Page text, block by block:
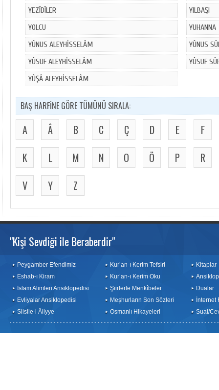
YEZÎDÎLER
YILBAŞI
YOLCU
YUHANNA
YÛNUS ALEYHİSSELÂM
YÛNUS
YÛSUF ALEYHİSSELÂM
YÛSUF
YÛŞÂ ALEYHİSSELÂM
BAŞ HARFİNE GÖRE TÜMÜNÜ SIRALA:
A Â B C Ç D E
F
K
L M N O Ö P
R
V
Y Z
"Kişi Sevdiği ile Beraberdir"
Peygamber Efendimiz
Eshab-ı Kiram
İslam Alimleri Ansiklopedisi
Evliyalar Ansiklopedisi
Silsile-i Âliyye
Kur’an-ı Kerim Tefsiri
Kur’an-ı Kerim Oku
Şiirlerle Menkîbeler
Meşhurların Son Sözleri
Osmanlı Hikayeleri
Kitaplar
Dualar
İnternet
Sual/